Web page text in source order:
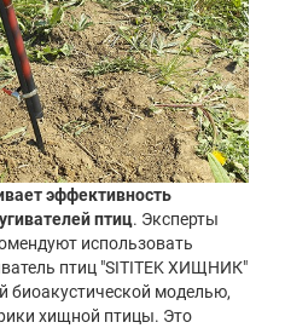
эффективность
птиц. Эксперты
использовать
птиц "SITITEK ХИЩНИК"
биоакустической моделью,
хищной птицы. Это